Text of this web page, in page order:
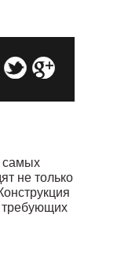
самых
не только
требующих